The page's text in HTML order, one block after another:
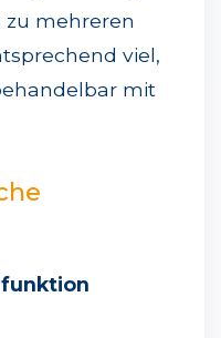
zu mehreren
viel,
mit